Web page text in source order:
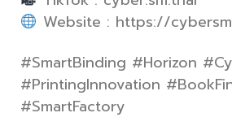
Website : https://
#SmartBinding #Horizon
#PrintingInnovation
#SmartFactory